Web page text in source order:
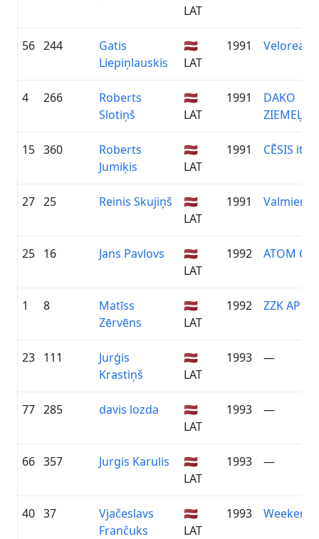
LAT
56 244
Gatis
Liepiņlauskis
🇱🇻
LAT
1991
4 266
Roberts
Slotiņš
🇱🇻
LAT
1991
DAKO
15 360
Roberts
Jumiķis
🇱🇻
LAT
1991 CĒSIS it is
27 25 Reinis Skujiņš
🇱🇻
LAT
1991
25 16 Jans Pavlovs
🇱🇻
LAT
1992 ATOM
1 8
Matīss
Zērvēns
🇱🇻
LAT
1992 ZZK AP
23 111
Jurģis
Krastiņš
🇱🇻
LAT
1993 —
77 285 davis lozda
🇱🇻
LAT
1993 —
66 357 Jurgis Karulis
🇱🇻
LAT
1993 —
40 37
Vjačeslavs
Frančuks
🇱🇻
LAT
1993 Weekend